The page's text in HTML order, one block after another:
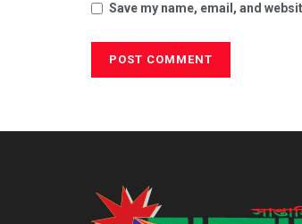
Save my name, email, and